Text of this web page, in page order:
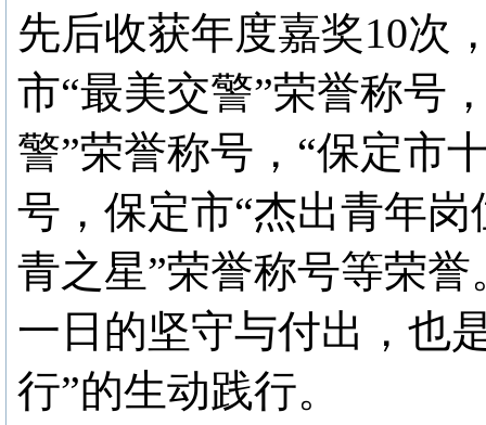
先后收获年度嘉奖10次
市“最美交警”荣誉称号
警”荣誉称号，“保定市
号，保定市“杰出青年
青之星”荣誉称号等荣
一日的坚守与付出，也
行”的生动践行。